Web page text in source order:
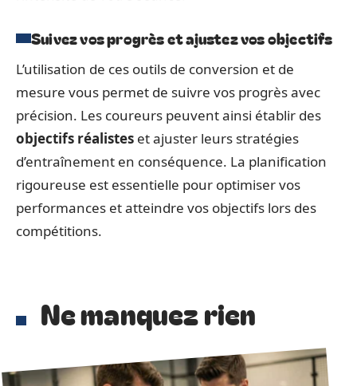
Suivez vos progrès et ajustez vos objectifs
L’utilisation de ces outils de conversion et de
mesure vous permet de suivre vos progrès avec
précision. Les coureurs peuvent ainsi établir des
objectifs réalistes et ajuster leurs stratégies
d’entraînement en conséquence. La planification
rigoureuse est essentielle pour optimiser vos
performances et atteindre vos objectifs lors des
compétitions.
Ne manquez rien